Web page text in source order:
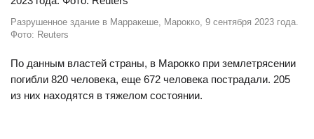
Разрушенное здание в Марракеше, Марокко, 9 сентября 2023 года.
Фото: Reuters
По данным властей страны, в Марокко при землетрясении
погибли 820 человека, еще 672 человека пострадали. 205
из них находятся в тяжелом состоянии.